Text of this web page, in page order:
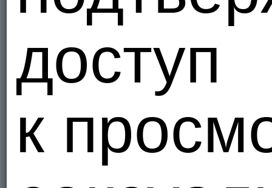
доступ
к